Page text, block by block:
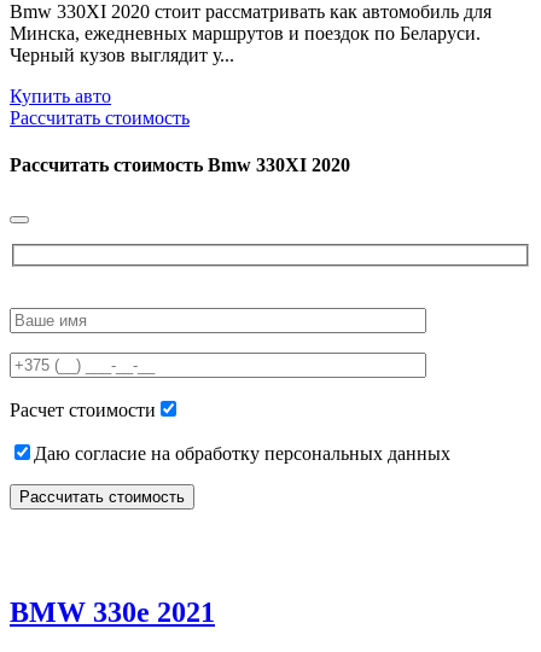
Bmw 330XI 2020 стоит рассматривать как автомобиль для
Минска, ежедневных маршрутов и поездок по Беларуси.
Черный кузов выглядит у...
Купить авто
Рассчитать стоимость
Рассчитать стоимость Bmw 330XI 2020
leave
field
empty.
Расчет стоимости
Даю согласие на обработку персональных данных
BMW 330е 2021